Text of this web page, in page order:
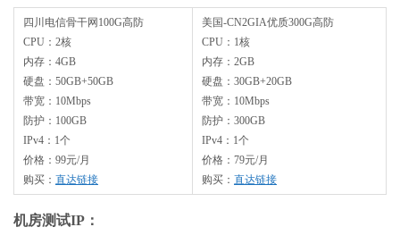
四川电信骨干网100G高防
CPU：2核
内存：4GB
硬盘：50GB+50GB
带宽：10Mbps
防护：100GB
IPv4：1个
价格：99元/月
购买： 直达链接
美国-CN2GIA优质300G高防
CPU：1核
内存：2GB
硬盘：30GB+20GB
带宽：10Mbps
防护：300GB
IPv4：1个
价格：79元/月
购买： 直达链接
机房测试IP：